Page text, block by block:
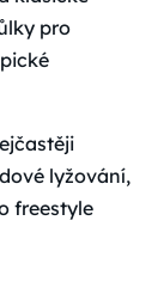
pro
lyžování,
freestyle